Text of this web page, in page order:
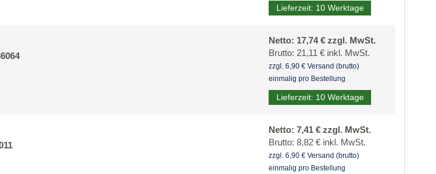
Lieferzeit: 10 Werktage
Netto: 17,74 € zzgl. MwSt.
Brutto: 21,11 € inkl. MwSt.
zzgl. 6,90 € Versand (brutto)
einmalig pro Bestellung
Lieferzeit: 10 Werktage
Netto: 7,41 € zzgl. MwSt.
Brutto: 8,82 € inkl. MwSt.
zzgl. 6,90 € Versand (brutto)
einmalig pro Bestellung